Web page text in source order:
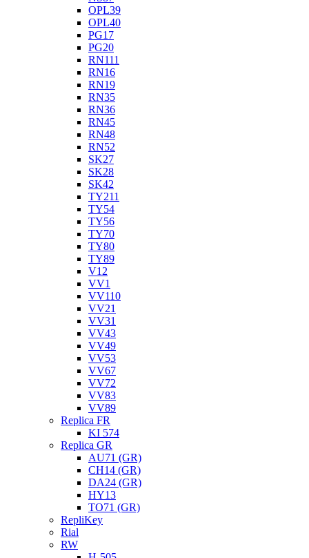
OPL39
OPL40
PG17
PG20
RN111
RN16
RN19
RN35
RN36
RN45
RN48
RN52
SK27
SK28
SK42
TY211
TY54
TY56
TY70
TY80
TY89
V12
VV1
VV110
VV21
VV31
VV43
VV49
VV53
VV67
VV72
VV83
VV89
Replica FR
KI 574
Replica GR
AU71 (GR)
CH14 (GR)
DA24 (GR)
HY13
TO71 (GR)
RepliKey
Rial
RW